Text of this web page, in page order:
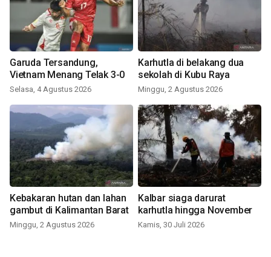
Garuda Tersandung,
Vietnam Menang Telak 3-0
Selasa, 4 Agustus 2026
Karhutla di belakang dua
sekolah di Kubu Raya
Minggu, 2 Agustus 2026
Kebakaran hutan dan lahan
gambut di Kalimantan Barat
Minggu, 2 Agustus 2026
Kalbar siaga darurat
karhutla hingga November
Kamis, 30 Juli 2026